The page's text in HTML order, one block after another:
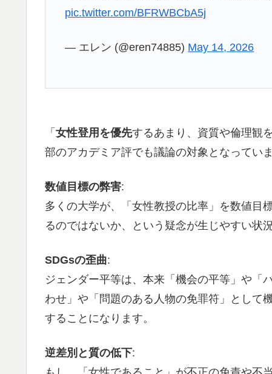
pic.twitter.com/BFRWBCbA5j
— エレン (@eren74885) May 14, 2026
「 女性登用を優先するあまり、資質や倫理観
部のアカデミア評でも議論の対象となっていま
数値目標の弊害:
多くの大学が、「女性教授の比率」を数値目
るのではないか、という疑念が生じやすい状
SDGsの歪曲:
ジェンダー平等は、本来「機会の平等」や「
わせ」や「問題のある人物の免罪符」として
することになります。
逆差別と質の低下: